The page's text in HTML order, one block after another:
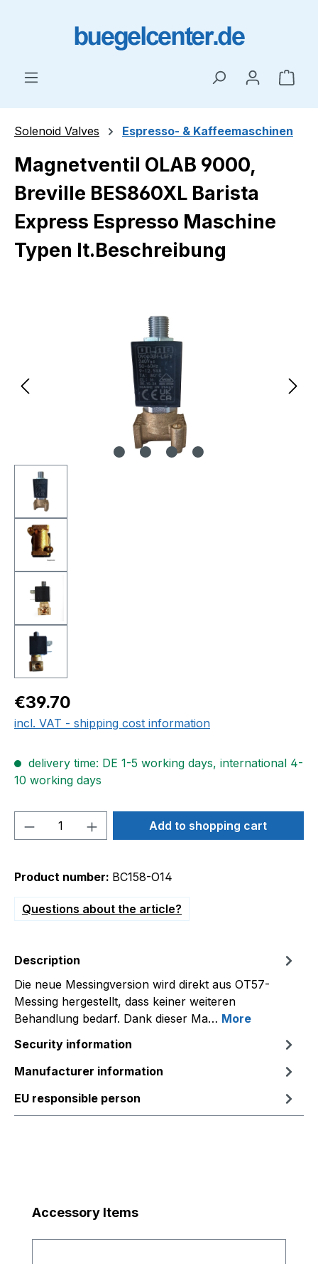
Solenoid Valves Espresso- & Kaffeemaschinen
Magnetventil OLAB 9000,
Breville BES860XL Barista
Express Espresso Maschine
Typen lt.Beschreibung
Regular price:
€39.70
incl. VAT - shipping cost information
delivery time: DE 1-5 working days, international 4-
10 working days
Product Quantity: Enter the desired
Add to shopping cart
Product number: BC158-O14
Questions about the article?
Description
Die neue Messingversion wird direkt aus OT57-
Messing hergestellt, dass keiner weiteren
Behandlung bedarf. Dank dieser Ma… More
Security information
Manufacturer information
EU responsible person
Skip product gallery
Accessory Items